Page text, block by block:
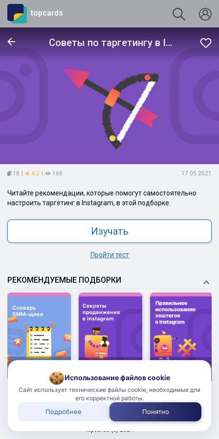
topcards
Советы по таргетингу в Instagram
16 4.0 166 17.05.2021
Читайте рекомендации, которые помогут самостоятельно
настроить таргетинг в Instagram, в этой подборке.
Изучать
Пройти тест
РЕКОМЕНДУЕМЫЕ ПОДБОРКИ
Использование файлов cookie
Сайт использует технические файлы cookie, необходимые для
его корректной работы.
Подробнее Понятно
18+
Пользовательское соглашение
topcards (с) 2024